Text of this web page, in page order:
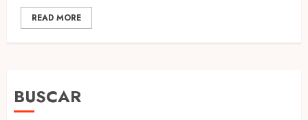
READ MORE
BUSCAR